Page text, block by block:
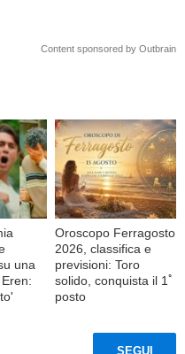
Content sponsored by Outbrain
una
Oroscopo Ferragosto
2026, classifica e
previsioni: Toro
solido, conquista il 1ﾟ
posto
SEGUI